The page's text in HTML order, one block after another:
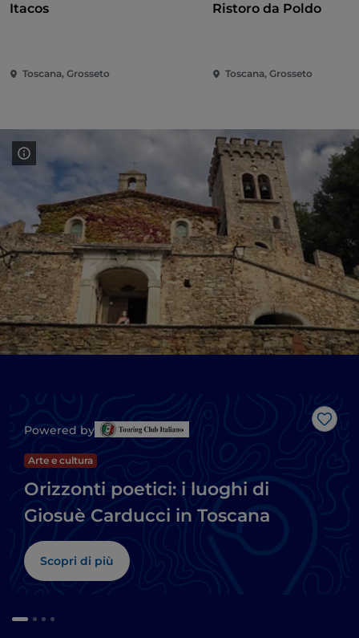
Itacos
Toscana, Grosseto
Ristoro da Poldo
Toscana, Grosseto
Like
Powered by
Arte e cultura
Orizzonti poetici: i luoghi di
Giosuè Carducci in Toscana
Scopri di più